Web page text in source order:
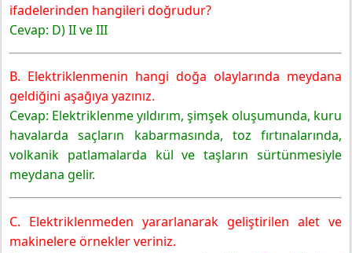
ifadelerinden hangileri doğrudur?
Cevap: D) II ve III
B. Elektriklenmenin hangi doğa olaylarında meydana
geldiğini aşağıya yazınız.
Cevap: Elektriklenme yıldırım, şimşek oluşumunda, kuru
havalarda saçların kabarmasında, toz fırtınalarında,
volkanik patlamalarda kül ve taşların sürtünmesiyle
meydana gelir.
C. Elektriklenmeden yararlanarak geliştirilen alet ve
makinelere örnekler veriniz.